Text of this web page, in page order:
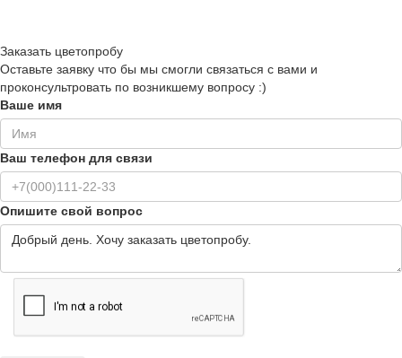
Заказать цветопробу
Оставьте заявку что бы мы смогли связаться с вами и
проконсультровать по возникшему вопросу :)
Ваше имя
Ваш телефон для связи
Опишите свой вопрос